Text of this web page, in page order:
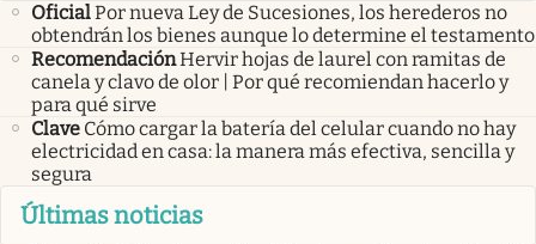
OficialPor nueva Ley de Sucesiones, los herederos no
obtendrán los bienes aunque lo determine el testamento
RecomendaciónHervir hojas de laurel con ramitas de
canela y clavo de olor | Por qué recomiendan hacerlo y
para qué sirve
Clave Cómo cargar la batería del celular cuando no hay
electricidad en casa: la manera más efectiva, sencilla y
segura
Últimas noticias